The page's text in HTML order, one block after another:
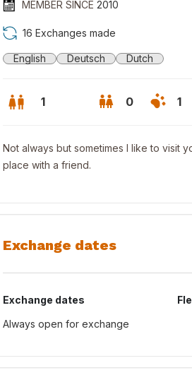
MEMBER SINCE 2010
16 Exchanges made
English Deutsch Dutch
1 0 1
Not always but sometimes I like to visit
place with a friend.
Exchange dates
Exchange dates
Always open for exchange